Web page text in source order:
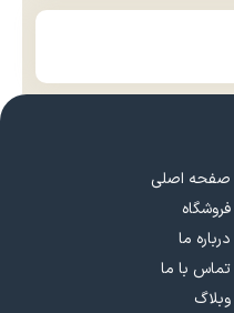
صفحه اصلی
فروشگاه
درباره ما
تماس با ما
وبلاگ